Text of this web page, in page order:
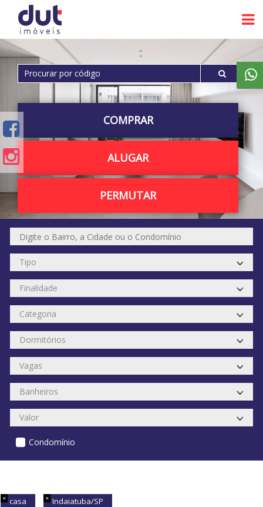
COMPRAR
ALUGAR
PERMUTAR
Condomínio
casa Indaiatuba/SP